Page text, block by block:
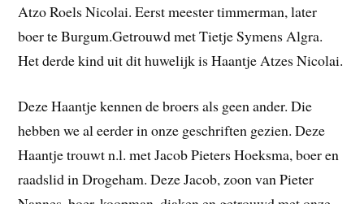
Atzo Roels Nicolai. Eerst meester timmerman, later
boer te Burgum.Getrouwd met Tietje Symens Algra.
Het derde kind uit dit huwelijk is Haantje Atzes Nicolai.
Deze Haantje kennen de broers als geen ander. Die
hebben we al eerder in onze geschriften gezien. Deze
Haantje trouwt n.l. met Jacob Pieters Hoeksma, boer en
raadslid in Drogeham. Deze Jacob, zoon van Pieter